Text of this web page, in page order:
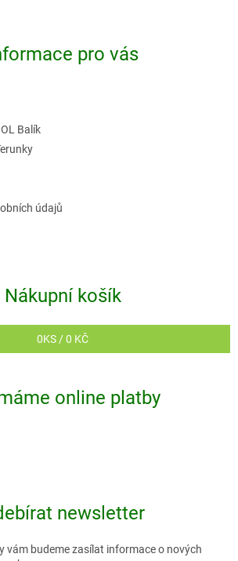
pro vás
Balík
údajů
Nákupní košík
0KS /0 KČ
online platby
newsletter
vám budeme zasílat informace o nových